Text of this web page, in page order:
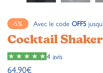
-5% Avec le code OFF5
Cocktail Shaker
4 avis
64,90€